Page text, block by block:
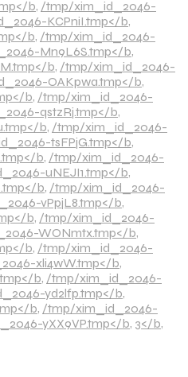
b, /tmp/xim_id_2046-
KCPniI.tmp</b,
b, /tmp/xim_id_2046-
Mn9L6S.tmp</b,
b, /tmp/xim_id_2046-
OAKpwa.tmp</b,
b, /tmp/xim_id_2046-
qstzRj.tmp</b,
b, /tmp/xim_id_2046-
tsFPjG.tmp</b,
b, /tmp/xim_id_2046-
uNEJI1.tmp</b,
b, /tmp/xim_id_2046-
vPpjL8.tmp</b,
b, /tmp/xim_id_2046-
WONmtx.tmp</b,
b, /tmp/xim_id_2046-
xli4wW.tmp</b,
b, /tmp/xim_id_2046-
yd2lfp.tmp</b,
b, /tmp/xim_id_2046-
yXX9VP.tmp</b, 3</b,